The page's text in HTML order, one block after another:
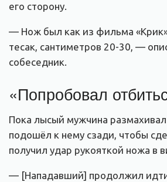
его сторону.
— Нож был как из фильма
тесак, сантиметров 20-30, —
собеседник.
«Попробовал
Пока лысый мужчина
подошёл к нему сзади, чтобы
получил удар рукояткой ножа в
— [Нападавший] продолжил